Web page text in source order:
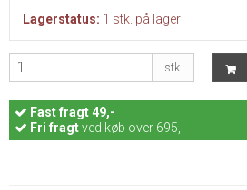
Lagerstatus: 1 stk. på lager
stk.
Fastfragt 49,-
Fri fragtved køb over 695,-